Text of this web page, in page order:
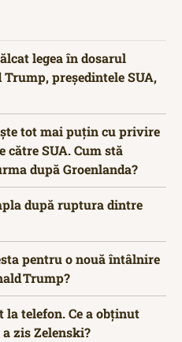
legea în dosarul
președintele SUA,
tot mai puțin cu privire
către SUA. Cum stă
după Groenlanda?
după ruptura dintre
pentru o nouă întâlnire
Trump?
telefon. Ce a obținut
zis Zelenski?